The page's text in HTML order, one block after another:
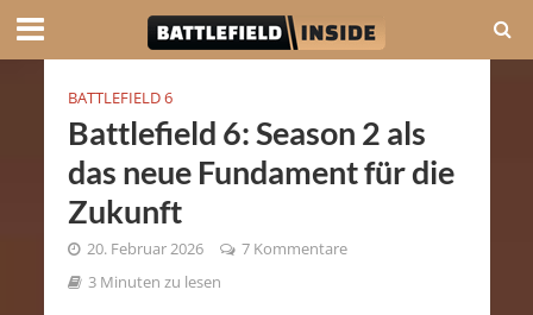
BATTLEFIELD 6
Battlefield 6: Season 2 als
das neue Fundament für die
Zukunft
20. Februar 2026
7 Kommentare
3 Minuten zu lesen